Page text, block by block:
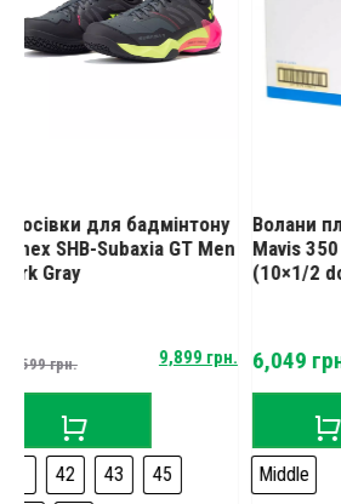
GT Men
грн..
9,899грн.
Волани пластикові Yonex
Mavis 350 Yellow Box
6,049грн.
Middle